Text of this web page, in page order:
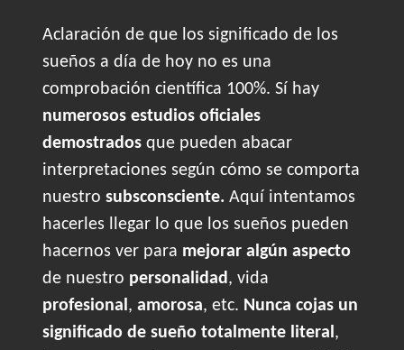
Aclaración de que los significado de los
sueños a día de hoy no es una
comprobación científica 100%. Sí hay
numerosos estudios oficiales
demostrados que pueden abacar
interpretaciones según cómo se comporta
nuestro subsconsciente. Aquí intentamos
hacerles llegar lo que los sueños pueden
hacernos ver para mejorar algún aspecto
de nuestro personalidad, vida
profesional, amorosa, etc. Nunca cojas un
significado de sueño totalmente literal,